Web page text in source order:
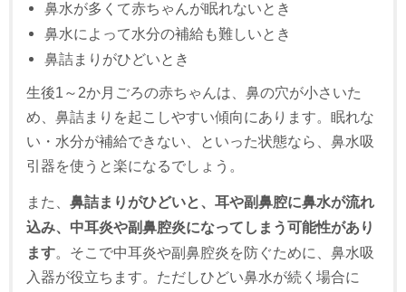
鼻水が多くて赤ちゃんが眠れないとき
鼻水によって水分の補給も難しいとき
鼻詰まりがひどいとき
生後1～2か月ごろの赤ちゃんは、鼻の穴が小さいた
め、鼻詰まりを起こしやすい傾向にあります。眠れな
い・水分が補給できない、といった状態なら、鼻水吸
引器を使うと楽になるでしょう。
また、鼻詰まりがひどいと、耳や副鼻腔に鼻水が流れ
込み、中耳炎や副鼻腔炎になってしまう可能性があり
ます。そこで中耳炎や副鼻腔炎を防ぐために、鼻水吸
入器が役立ちます。ただしひどい鼻水が続く場合に